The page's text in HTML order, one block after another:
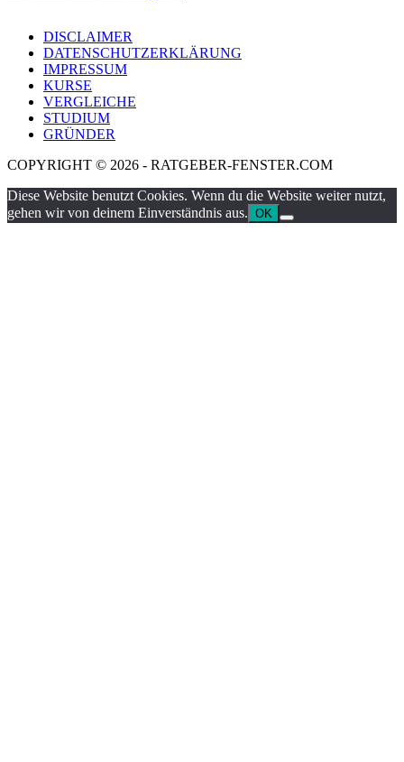
DISCLAIMER
DATENSCHUTZERKLÄRUNG
IMPRESSUM
KURSE
VERGLEICHE
STUDIUM
GRÜNDER
COPYRIGHT © 2026 - RATGEBER-FENSTER.COM
Diese Website benutzt Cookies. Wenn du die Website weiter nutzt,
gehen wir von deinem Einverständnis aus. OK